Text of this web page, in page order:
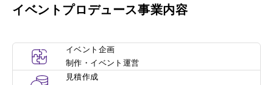
イベントプロデュース事業内容
イベント企画
制作・イベント運営
見積作成